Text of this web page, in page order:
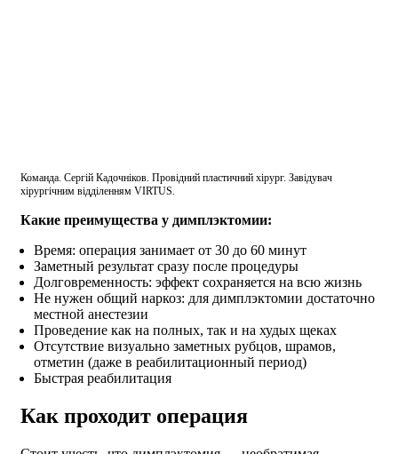
Команда. Сергій Кадочніков. Провідний пластичний хірург. Завідувач
хірургічним відділенням VIRTUS.
Какие преимущества у димплэктомии:
Время: операция занимает от 30 до 60 минут
Заметный результат сразу после процедуры
Долговременность: эффект сохраняется на всю жизнь
Не нужен общий наркоз: для димплэктомии достаточно
местной анестезии
Проведение как на полных, так и на худых щеках
Отсутствие визуально заметных рубцов, шрамов,
отметин (даже в реабилитационный период)
Быстрая реабилитация
Как проходит операция